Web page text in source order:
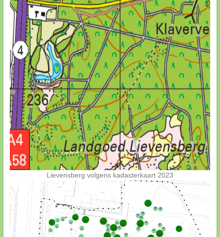
Lievensberg volgens kadasterkaart 2023